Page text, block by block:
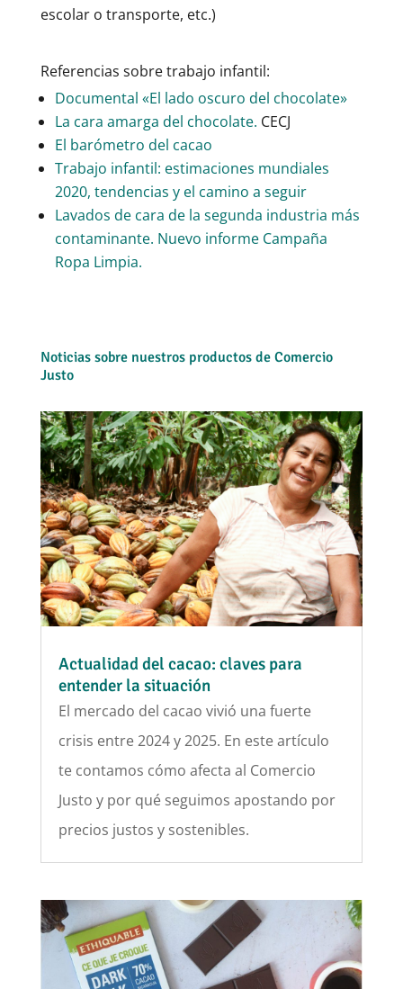
escolar o transporte, etc.)
Referencias sobre trabajo infantil:
Documental «El lado oscuro del chocolate»
La cara amarga del chocolate. CECJ
El barómetro del cacao
Trabajo infantil: estimaciones mundiales
2020, tendencias y el camino a seguir
Lavados de cara de la segunda industria más
contaminante. Nuevo informe Campaña
Ropa Limpia.
Noticias sobre nuestros productos de Comercio
Justo
Actualidad del cacao: claves para
entender la situación
El mercado del cacao vivió una fuerte
crisis entre 2024 y 2025. En este artículo
te contamos cómo afecta al Comercio
Justo y por qué seguimos apostando por
precios justos y sostenibles.